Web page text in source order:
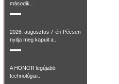
második...
2026. augusztus 7-én Pécsen
nyitja meg kapuit a...
A HONOR legújabb
technológiai...